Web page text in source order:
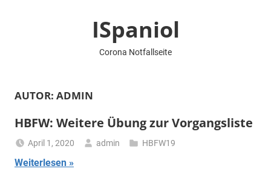
ISpaniol
Corona Notfallseite
AUTOR: ADMIN
HBFW: Weitere Übung zur Vorgangsliste
April 1, 2020 admin HBFW19
Weiterlesen